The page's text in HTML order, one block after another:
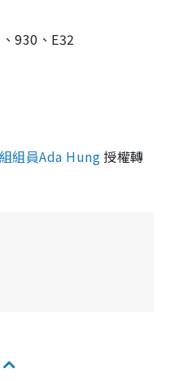
930、E32
組員Ada Hung授權轉